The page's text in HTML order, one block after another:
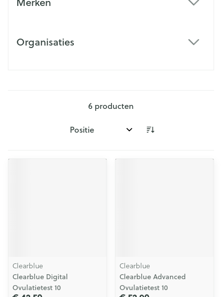
Organisaties
6 producten
Sorteer op:
Clearblue
Clearblue Digital
Ovulatietest 10
Clearblue
Clearblue Advanced
Ovulatietest 10